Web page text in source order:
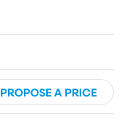
PROPOSE A PRICE